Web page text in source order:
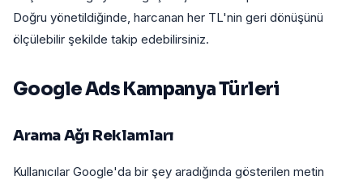
Doğru yönetildiğinde, harcanan her TL'nin geri dönüşünü
ölçülebilir şekilde takip edebilirsiniz.
Google Ads Kampanya Türleri
Arama Ağı Reklamları
Kullanıcılar Google'da bir şey aradığında gösterilen metin